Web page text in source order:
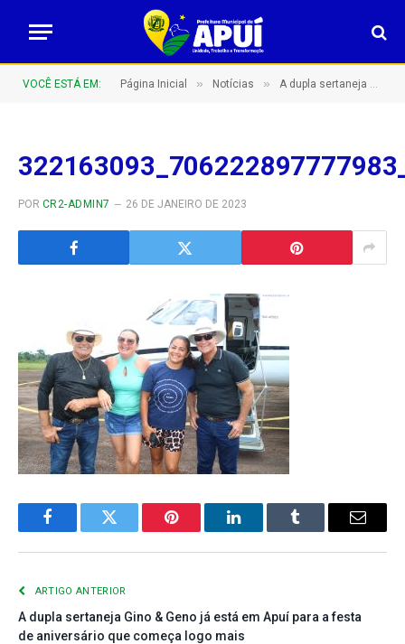
VOCÊ ESTÁ EM: Página Inicial » Notícias » A dupla sertaneja Gino & Geno já está em Apuí para a festa de aniversário que começa logo mais
POR CR2-ADMIN7 26 DE JANEIRO DE 2023
FacebookTwitter Pinterest LinkedInTumblr
E-
ARTIGO ANTERIOR
A dupla sertaneja Gino & Geno já está em Apuí para a festa
de aniversário que começa logo mais